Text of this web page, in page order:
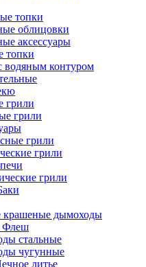
топки
облицовки
аксессуары
топки
водяным контуром
грили
грили
грили
грили
грили
крашеные дымоходы
Флеш
стальные
чугунные
литье